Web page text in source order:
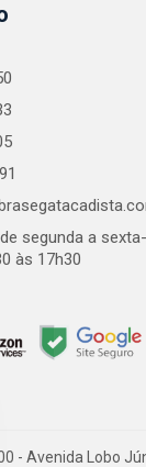
segunda a
às 17h30
- Avenida Lobo